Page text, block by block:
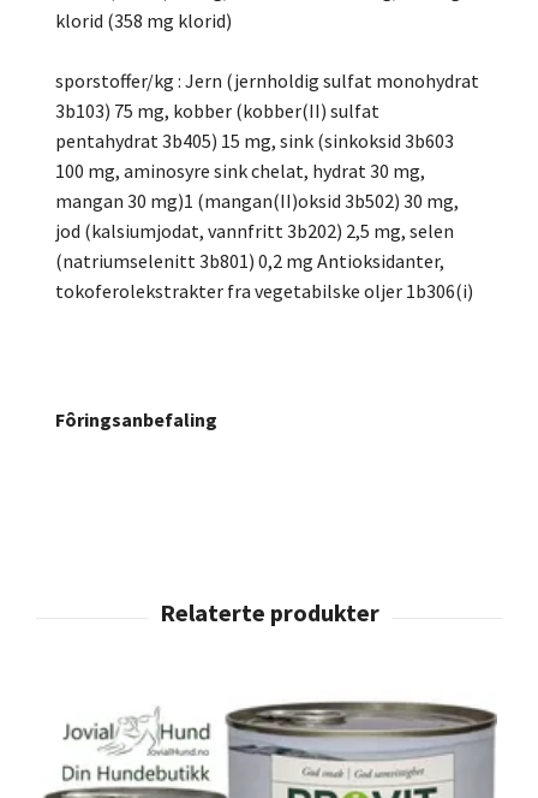
klorid (358 mg klorid)
sporstoffer/kg : Jern (jernholdig sulfat monohydrat
3b103) 75 mg, kobber (kobber(II) sulfat
pentahydrat 3b405) 15 mg, sink (sinkoksid 3b603
100 mg, aminosyre sink chelat, hydrat 30 mg,
mangan 30 mg)1 (mangan(II)oksid 3b502) 30 mg,
jod (kalsiumjodat, vannfritt 3b202) 2,5 mg, selen
(natriumselenitt 3b801) 0,2 mg Antioksidanter,
tokoferolekstrakter fra vegetabilske oljer 1b306(i)
Fôringsanbefaling